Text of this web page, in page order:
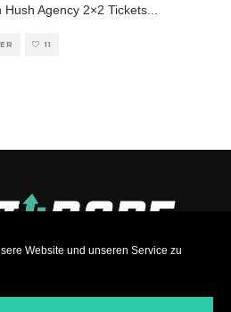
Website und unseren Service zu
Agency 2×2 Tickets
11